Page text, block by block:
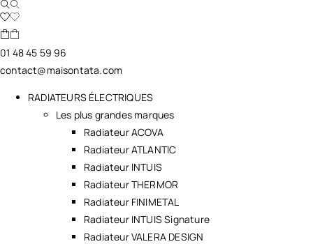
01 48 45 59 96
contact@maisontata.com
RADIATEURS ÉLECTRIQUES
Les plus grandes marques
Radiateur ACOVA
Radiateur ATLANTIC
Radiateur INTUIS
Radiateur THERMOR
Radiateur FINIMETAL
Radiateur INTUIS Signature
Radiateur VALERA DESIGN